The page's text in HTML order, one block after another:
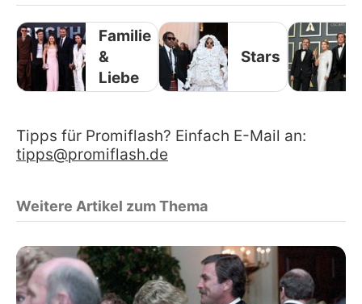
Familie
&
Liebe
Stars
Tipps für Promiflash? Einfach E-Mail an:
tipps@promiflash.de
Weitere Artikel zum Thema